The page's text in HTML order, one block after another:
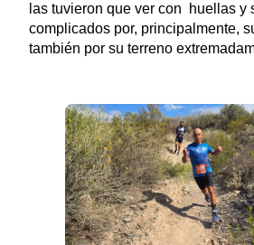
las tuvieron que ver con huellas y
complicados por, principalmente,
también por su terreno